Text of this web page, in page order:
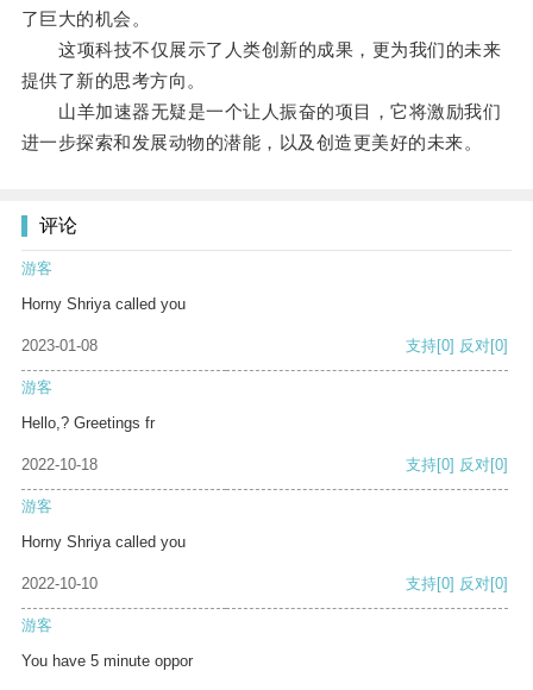
了巨大的机会。
这项科技不仅展示了人类创新的成果，更为我们的未来
提供了新的思考方向。
山羊加速器无疑是一个让人振奋的项目，它将激励我们
进一步探索和发展动物的潜能，以及创造更美好的未来。
评论
游客
Horny Shriya called you
2023-01-08 支持[0] 反对[0]
游客
Hello,? Greetings fr
2022-10-18 支持[0] 反对[0]
游客
Horny Shriya called you
2022-10-10 支持[0] 反对[0]
游客
You have 5 minute oppor